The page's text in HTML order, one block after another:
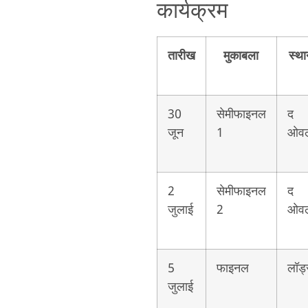
कार्यक्रम
तारीख मुकाबला
30
जून
सेमीफाइनल
1
द
2
जुलाई
सेमीफाइनल
2
द
5
जुलाई
फाइनल